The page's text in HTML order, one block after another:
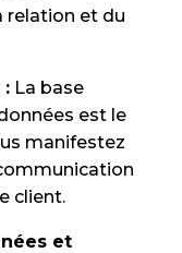
relation et du
: La base
est le
manifestez
client.
et